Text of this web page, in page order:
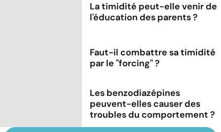
La timidité peut-elle venir de
l'éducation des parents ?
Faut-il combattre sa timidité
par le ''forcing'' ?
Les benzodiazépines
peuvent-elles causer des
troubles du comportement ?